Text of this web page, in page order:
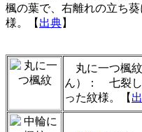
楓の葉で、右離れの立ち
様。【 出典】
丸に一つ楓
ん）： 七裂し
った紋様。【